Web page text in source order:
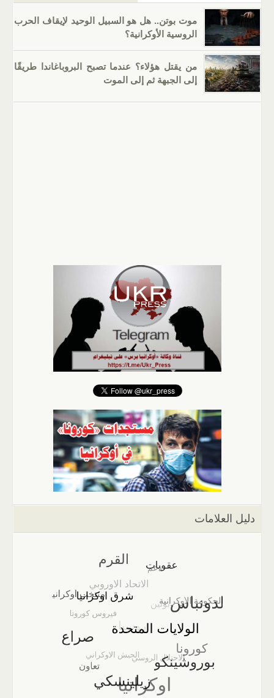
موت بوتن.. هل هو السبيل الوحيد لإيقاف الحرب
الروسية الأوكرانية؟
من يقتل هؤلاء؟ عندما تصبح البروباغاندا طريقًا
إلى الجبهة ثم إلى الموت
دليل العلامات